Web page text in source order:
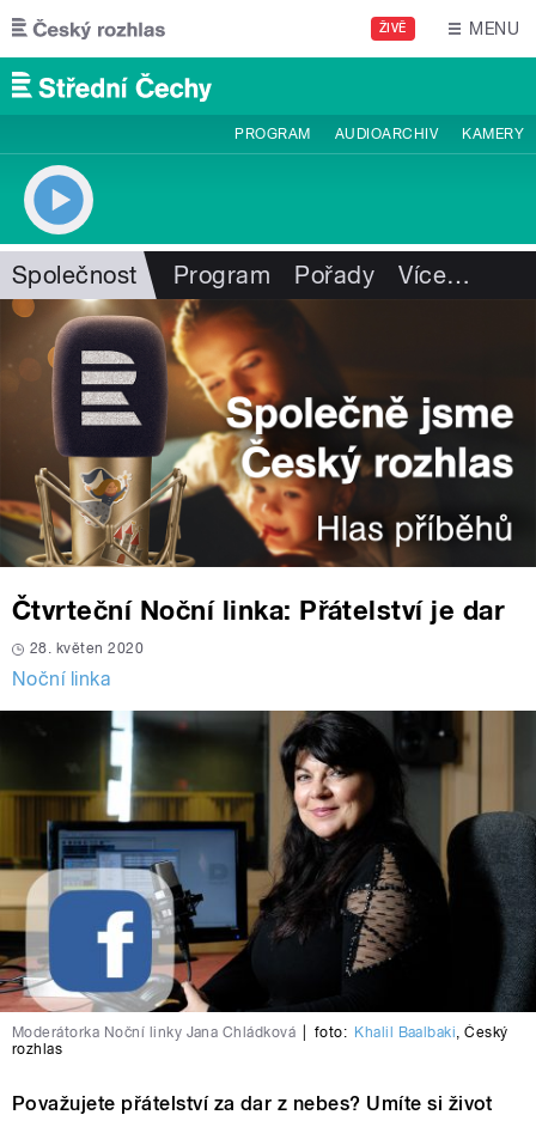
Přejít k hlavnímu obsahu
ŽIVĚ MENU
PROGRAM AUDIOARCHIV KAMERY
Společnost Program Pořady Více…
Čtvrteční Noční linka: Přátelství je dar
28. květen 2020
Noční linka
Moderátorka Noční linky Jana Chládková foto: Khalil Baalbaki,Český
rozhlas
Považujete přátelství za dar z nebes? Umíte si život